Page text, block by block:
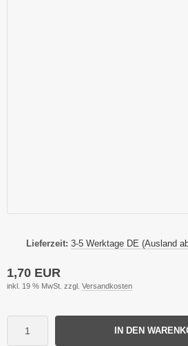
Lieferzeit: 3-5 Werktage DE (Ausland
1,70 EUR
inkl. 19 % MwSt. zzgl. Versandkosten
IN DEN